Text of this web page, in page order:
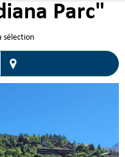
Parc"
sélection